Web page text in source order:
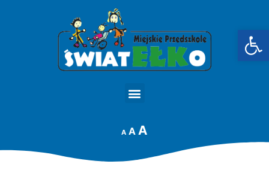
A A A